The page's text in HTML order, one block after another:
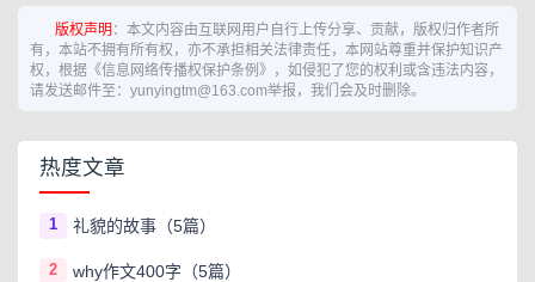
版权声明 ：本文内容由互联网用户自行上传分享、贡献，版权归作者所
有，本站不拥有所有权，亦不承担相关法律责任，本网站尊重并保护知识产
权，根据《信息网络传播权保护条例》，如侵犯了您的权利或含违法内容，
请发送邮件至：yunyingtm@163.com举报，我们会及时删除。
热度文章
1 礼貌的故事（5篇）
2 why作文400字（5篇）